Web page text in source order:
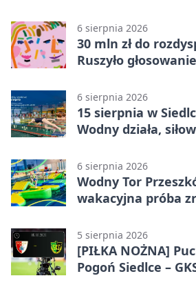
6 sierpnia 2026
30 mln zł do
Ruszyło
6 sierpnia 2026
15 sierpnia w
Wodny działa,
6 sierpnia 2026
Wodny Tor
wakacyjna próba
5 sierpnia 2026
[PIŁKA NOŻNA]
Pogoń Siedlce –